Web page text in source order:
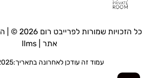
כל הזכויות שמורות לפרייבט רום 2026 © |
אתר |
llms
עמוד זה עודכן לאחרונה בתאריך:13/08/2025